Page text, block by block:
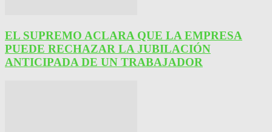
EL SUPREMO ACLARA QUE LA EMPRESA
PUEDE RECHAZAR LA JUBILACIÓN
ANTICIPADA DE UN TRABAJADOR